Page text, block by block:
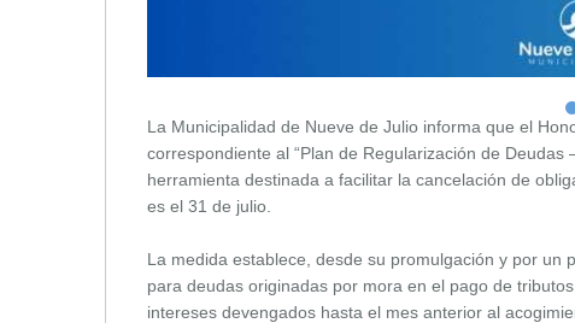
La Municipalidad de Nueve de Julio informa que el
correspondiente al “Plan de Regularización de Deudas
herramienta destinada a facilitar la cancelación de
es el 31 de julio.
La medida establece, desde su promulgación y por
para deudas originadas por mora en el pago de
intereses devengados hasta el mes anterior al